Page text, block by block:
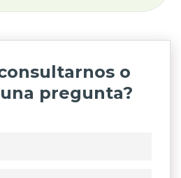
o
pregunta?